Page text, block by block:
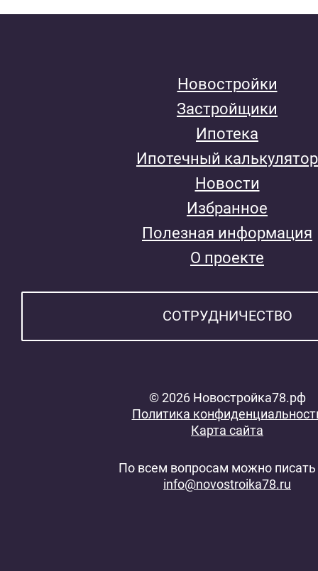
Новостройки
Застройщики
Ипотека
Ипотечный калькулятор
Новости
Избранное
Полезная информация
О проекте
СОТРУДНИЧЕСТВО
© 2026 Новостройка78.рф
Политика
Карта сайта
По всем вопросам можно писать
info@novostroika78.ru